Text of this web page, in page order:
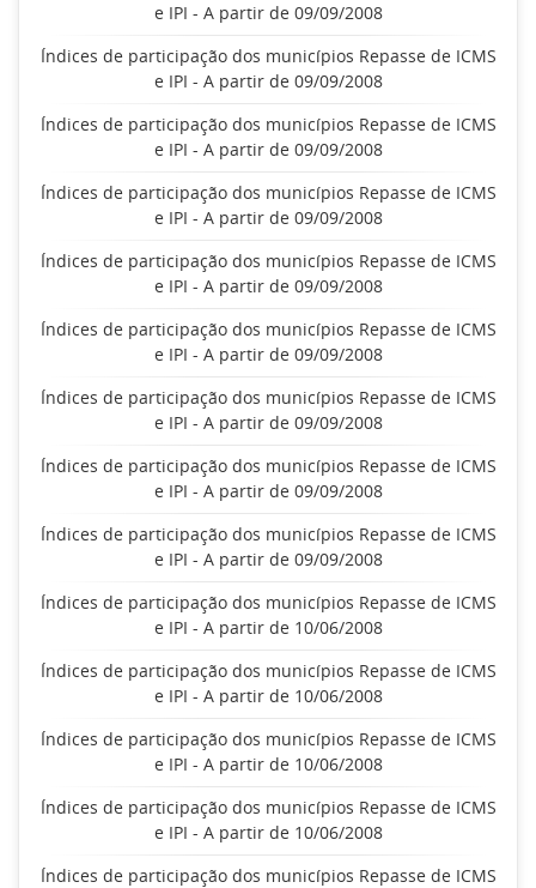
e IPI - A partir de 09/09/2008
Índices de participação dos municípios Repasse de ICMS
e IPI - A partir de 09/09/2008
Índices de participação dos municípios Repasse de ICMS
e IPI - A partir de 09/09/2008
Índices de participação dos municípios Repasse de ICMS
e IPI - A partir de 09/09/2008
Índices de participação dos municípios Repasse de ICMS
e IPI - A partir de 09/09/2008
Índices de participação dos municípios Repasse de ICMS
e IPI - A partir de 09/09/2008
Índices de participação dos municípios Repasse de ICMS
e IPI - A partir de 09/09/2008
Índices de participação dos municípios Repasse de ICMS
e IPI - A partir de 09/09/2008
Índices de participação dos municípios Repasse de ICMS
e IPI - A partir de 09/09/2008
Índices de participação dos municípios Repasse de ICMS
e IPI - A partir de 10/06/2008
Índices de participação dos municípios Repasse de ICMS
e IPI - A partir de 10/06/2008
Índices de participação dos municípios Repasse de ICMS
e IPI - A partir de 10/06/2008
Índices de participação dos municípios Repasse de ICMS
e IPI - A partir de 10/06/2008
Índices de participação dos municípios Repasse de ICMS